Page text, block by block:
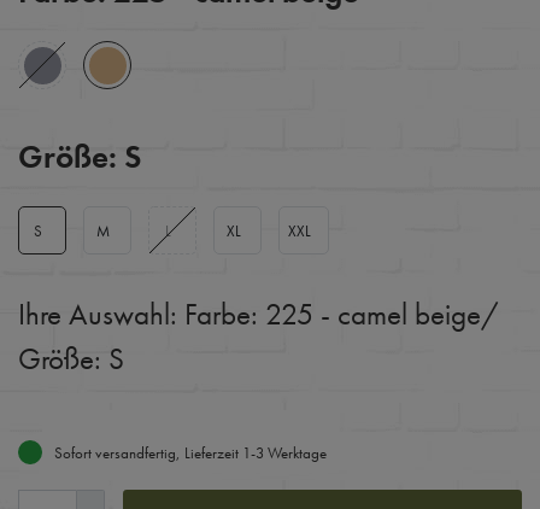
Größe: S
S M L XL XXL
Ihre Auswahl: Farbe: 225 - camel beige/
Größe: S
Sofort versandfertig, Lieferzeit 1-3 Werktage